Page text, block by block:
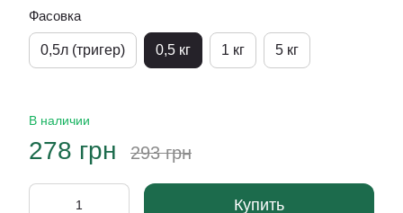
Фасовка
0,5л (тригер) 0,5 кг 1 кг 5 кг
В наличии
278 грн 293 грн
Купить